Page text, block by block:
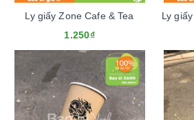
Ly giấy Zone Cafe & Tea
1.250₫
Ly